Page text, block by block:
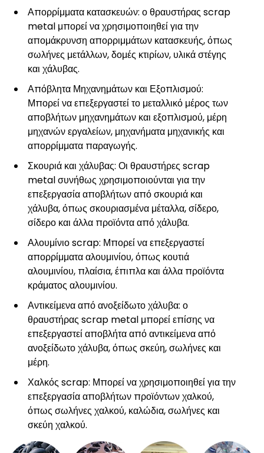
Απορρίμματα κατασκευών: ο θραυστήρας scrap
metal μπορεί να χρησιμοποιηθεί για την
απομάκρυνση απορριμμάτων κατασκευής, όπως
σωλήνες μετάλλων, δομές κτιρίων, υλικά στέγης
και χάλυβας.
Απόβλητα Μηχανημάτων και Εξοπλισμού:
Μπορεί να επεξεργαστεί το μεταλλικό μέρος των
αποβλήτων μηχανημάτων και εξοπλισμού, μέρη
μηχανών εργαλείων, μηχανήματα μηχανικής και
απορρίμματα παραγωγής.
Σκουριά και χάλυβας: Οι θραυστήρες scrap
metal συνήθως χρησιμοποιούνται για την
επεξεργασία αποβλήτων από σκουριά και
χάλυβα, όπως σκουριασμένα μέταλλα, σίδερο,
σίδερο και άλλα προϊόντα από χάλυβα.
Αλουμίνιο scrap: Μπορεί να επεξεργαστεί
απορρίμματα αλουμινίου, όπως κουτιά
αλουμινίου, πλαίσια, έπιπλα και άλλα προϊόντα
κράματος αλουμινίου.
Αντικείμενα από ανοξείδωτο χάλυβα: ο
θραυστήρας scrap metal μπορεί επίσης να
επεξεργαστεί αποβλήτα από αντικείμενα από
ανοξείδωτο χάλυβα, όπως σκεύη, σωλήνες και
μέρη.
Χαλκός scrap: Μπορεί να χρησιμοποιηθεί για την
επεξεργασία αποβλήτων προϊόντων χαλκού,
όπως σωλήνες χαλκού, καλώδια, σωλήνες και
σκεύη χαλκού.